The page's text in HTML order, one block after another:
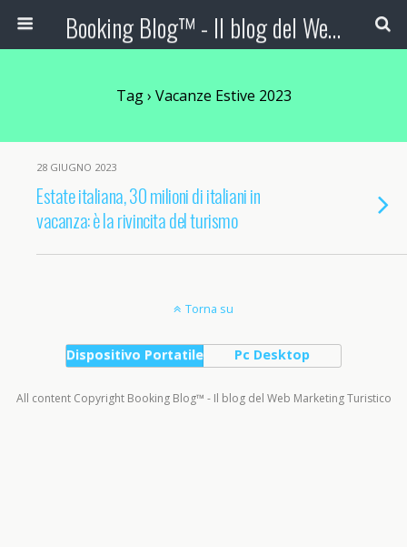
Booking Blog™ - Il blog del Web Marketing Turistico
Tag › Vacanze Estive 2023
28 GIUGNO 2023
Estate italiana, 30 milioni di italiani in
vacanza: è la rivincita del turismo
Torna su
Dispositivo Portatile Pc Desktop
All content Copyright Booking Blog™ - Il blog del Web Marketing Turistico